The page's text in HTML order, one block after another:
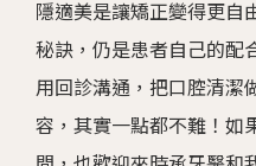
隱適美是讓矯正變得更自
秘訣，仍是患者自己的配
用回診溝通，把口腔清潔
容，其實一點都不難！如